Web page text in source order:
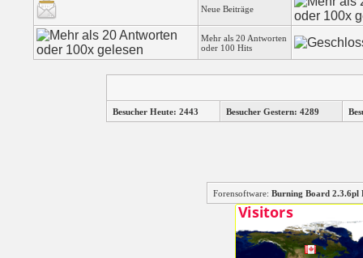
Neue Beiträge
Mehr als 20 Antworten
oder 100 Hits
Besucher Heute: 2443 Besucher Gestern: 4289
Forensoftware: Burning Board